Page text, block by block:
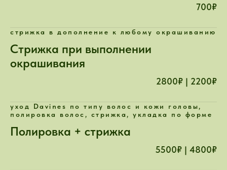
700₽
стрижка в дополнение к любому окрашиванию
Стрижка при выполнении
окрашивания
2800₽ | 2200₽
уход Davines по типу волос и кожи головы,
полировка волос, стрижка, укладка по форме
Полировка + стрижка
5500₽ | 4800₽